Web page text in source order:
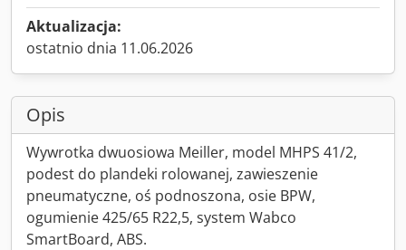
Aktualizacja:
ostatnio dnia 11.06.2026
Opis
Wywrotka dwuosiowa Meiller, model MHPS 41/2,
podest do plandeki rolowanej, zawieszenie
pneumatyczne, oś podnoszona, osie BPW,
ogumienie 425/65 R22,5, system Wabco
SmartBoard, ABS.